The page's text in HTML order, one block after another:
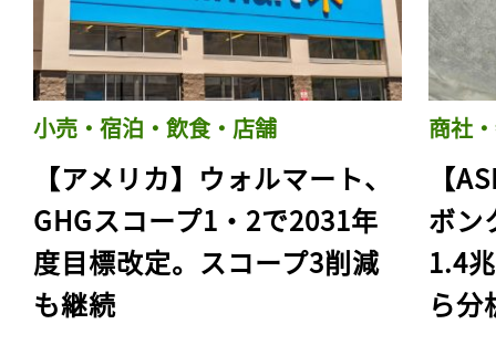
小売・宿泊・飲食・店舗
【アメリカ】ウォルマート、
GHGスコープ1・2で2031年
度目標改定。スコープ3削減
も継続
商社
【
ボン
1.4
ら分